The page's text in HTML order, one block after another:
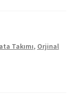
Takımı, Orjinal